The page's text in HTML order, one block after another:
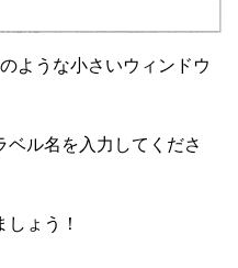
ような小さいウィンドウ
ベル名を入力してくださ
しょう！